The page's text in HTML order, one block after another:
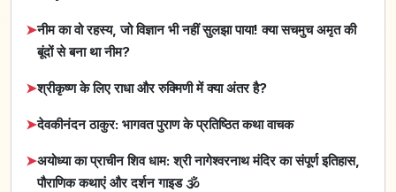
➤नीम का वो रहस्य, जो विज्ञान भी नहीं सुलझा पाया! क्या सचमुच अमृत की
बूंदों से बना था नीम?
➤श्रीकृष्ण के लिए राधा और रुक्मिणी में क्या अंतर है?
➤देवकीनंदन ठाकुर: भागवत पुराण के प्रतिष्ठित कथा वाचक
➤अयोध्या का प्राचीन शिव धाम: श्री नागेश्वरनाथ मंदिर का संपूर्ण इतिहास,
पौराणिक कथाएं और दर्शन गाइड 🕉️